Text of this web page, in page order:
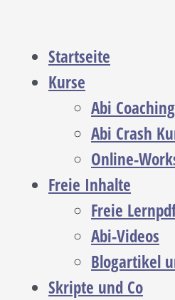
Startseite
Kurse
Abi Coaching
Abi Crash
Online-
Freie Inhalte
Freie
Abi-Videos
Blogartikel
Skripte und Co